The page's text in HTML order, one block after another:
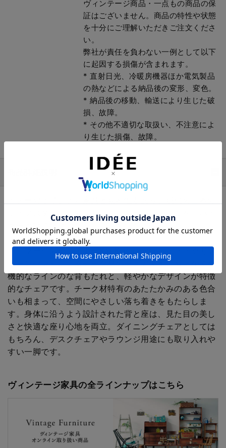
ヴィンテージ商品・一点もの商品の保
証はございません。商品の特性や状態
を十分にご理解いただきご注文くださ
い。
弊社が責任を負わない一例として以下
に起因する損傷が含まれます。
* 直射日光、冷暖房機器ほか電気製品
の熱などによる納品後の変形、変色。
* 納品後の移動、輸送により生じた破
損、故障。
* その他不適切な取扱い、不注意によ
り生じた損傷、故障。
ライフスタイルに馴染むヴィンテージアイテムを、バイ
ヤーが1点1点セレクトしました。
デンマークのデザイナーKai Kristiansen（カイ・クリス
チャンセン）によるチーク材のチェアです。滑らかで有
機的なラインのな背もたれと、軽やかなデザインが特徴
的なチェアです。チーク材特有のあたたかみのある色合
いも相まって、空間にやさしい落ち着きをもたらしま
す。身体に沿うよう設計された背と座は、見た目の美し
さと快適な座り心地を両立。ダイニングチェアとしては
もちろん、デスクチェアやラウンジ用途にも取り入れや
すい一脚です。
ヴィンテージ家具の全ラインナップはこちら